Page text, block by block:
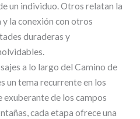
un individuo. Otros relatan la
la conexión con otros
duraderas y
a lo largo del Camino de
un tema recurrente en los
de los campos
cada etapa ofrece una